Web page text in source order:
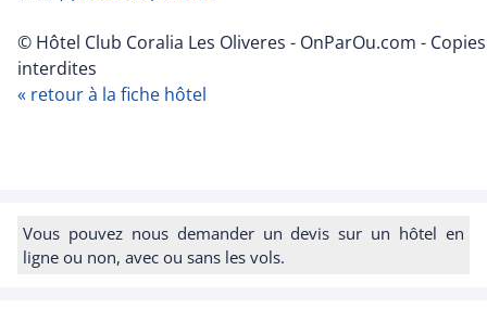
© Hôtel Club Coralia Les Oliveres - OnParOu.com - Copies
interdites
« retour à la fiche hôtel
Vous pouvez nous demander un devis sur un hôtel en
ligne ou non, avec ou sans les vols.